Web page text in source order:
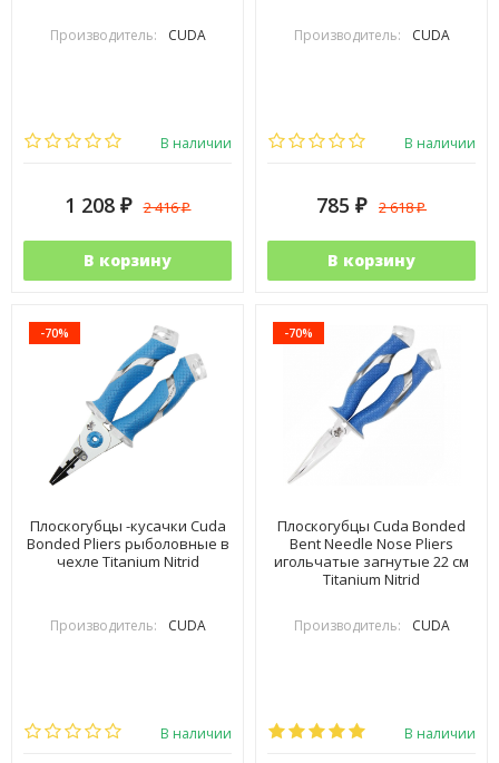
Производитель: CUDA
В наличии
1 208 ₽ 2 416₽
В корзину
Производитель: CUDA
В наличии
785 ₽ 2 618₽
В корзину
-70%
Плоскогубцы -кусачки Cuda
Bonded Pliers рыболовные в
чехле Titanium Nitrid
Производитель: CUDA
В наличии
-70%
Плоскогубцы Cuda Bonded
Bent Needle Nose Pliers
игольчатые загнутые 22 см
Titanium Nitrid
Производитель: CUDA
В наличии